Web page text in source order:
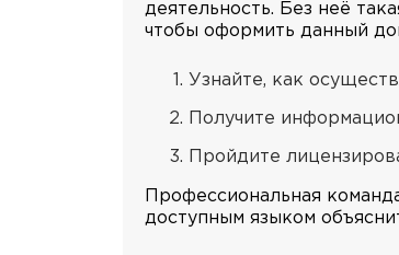
деятельность. Без неё
чтобы оформить данный
Узнайте, как
Получите
Пройдите
Профессиональная
доступным языком